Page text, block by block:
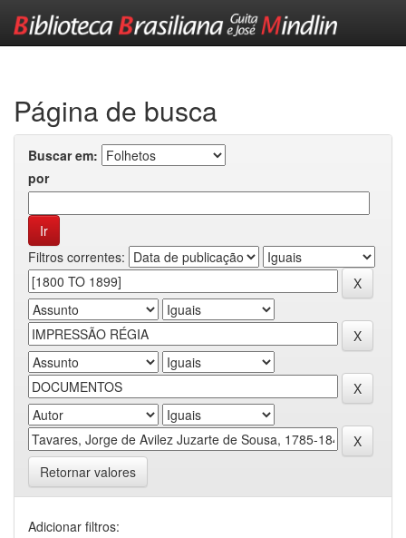
Página de busca
Buscar em:
por
Filtros correntes:
Retornar valores
Adicionar filtros: